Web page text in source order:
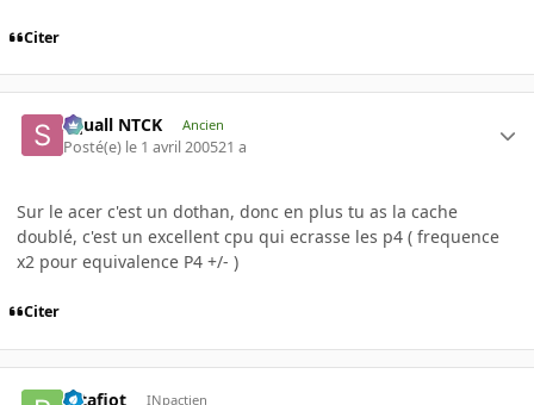
Citer
Squall NTCK Ancien
Posté(e) le 1 avril 200521 a
Sur le acer c'est un dothan, donc en plus tu as la cache
doublé, c'est un excellent cpu qui ecrasse les p4 ( frequence
x2 pour equivalence P4 +/- )
Citer
ratafiot INpactien